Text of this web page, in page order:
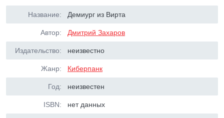
Название: Демиург из Вирта
Автор: Дмитрий Захаров
Издательство: неизвестно
Жанр: Киберпанк
Год: неизвестен
ISBN: нет данных